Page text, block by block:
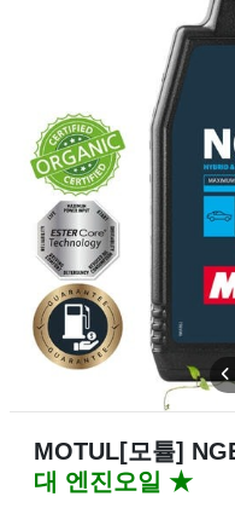
MOTUL[모튤]
대 엔진오일 ★